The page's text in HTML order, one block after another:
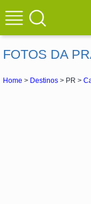
FOTOS DA
Home > Destinos > PR >